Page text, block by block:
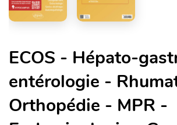
ECOS - Hépato-
entérologie -
Orthopédie - MPR -